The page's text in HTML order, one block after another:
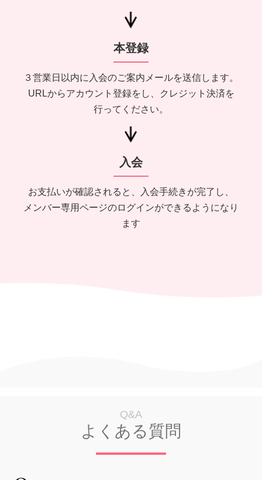
本登録
３営業日以内に入会のご案内メールを送信します。
URLからアカウント登録をし、クレジット決済を
行ってください。
入会
お支払いが確認されると、入会手続きが完了し、
メンバー専用ページのログインができるようになり
ます
Q&A
よくある質問